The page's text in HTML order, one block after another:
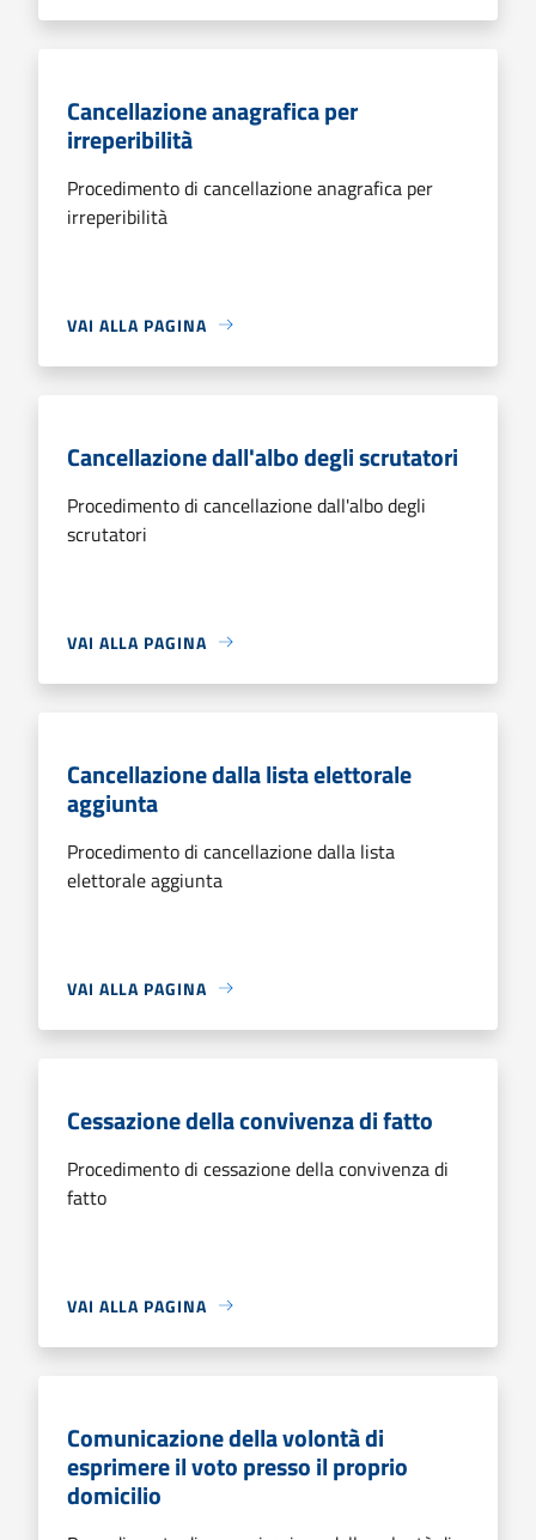
Cancellazione anagrafica per
irreperibilità
Procedimento di cancellazione anagrafica per
irreperibilità
VAI ALLA PAGINA
Cancellazione dall'albo degli scrutatori
Procedimento di cancellazione dall'albo degli
scrutatori
VAI ALLA PAGINA
Cancellazione dalla lista elettorale
aggiunta
Procedimento di cancellazione dalla lista
elettorale aggiunta
VAI ALLA PAGINA
Cessazione della convivenza di fatto
Procedimento di cessazione della convivenza di
fatto
VAI ALLA PAGINA
Comunicazione della volontà di
esprimere il voto presso il proprio
domicilio